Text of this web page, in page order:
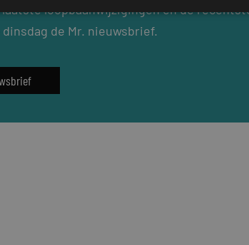
loopbaanwijzigingen en de
de Mr. nieuwsbrief.